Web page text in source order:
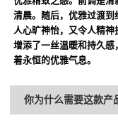
清晨。随后，优雅过渡
人心旷神怡，又令人精
增添了一丝温暖和持久
着永恒的优雅气息。
你为什么需要这款产